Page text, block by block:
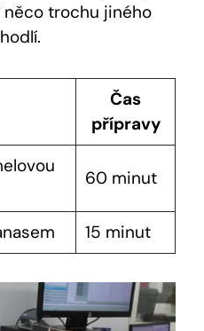
něco trochu jiného
Čas
přípravy
60 minut
15 minut